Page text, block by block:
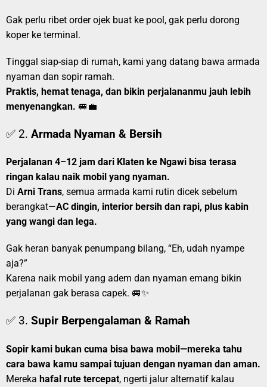
Gak perlu ribet order ojek buat ke pool, gak perlu dorong
koper ke terminal.
Tinggal siap-siap di rumah, kami yang datang bawa armada
nyaman dan sopir ramah.
Praktis, hemat tenaga, dan bikin perjalananmu jauh lebih
menyenangkan. 🚐💼
✅ 2. Armada Nyaman & Bersih
Perjalanan 4–12 jam dari Klaten ke Ngawi bisa terasa
ringan kalau naik mobil yang nyaman.
Di Arni Trans, semua armada kami rutin dicek sebelum
berangkat—AC dingin, interior bersih dan rapi, plus kabin
yang wangi dan lega.
Gak heran banyak penumpang bilang, “Eh, udah nyampe
aja?”
Karena naik mobil yang adem dan nyaman emang bikin
perjalanan gak berasa capek. 🚐✨
✅ 3. Supir Berpengalaman & Ramah
Sopir kami bukan cuma bisa bawa mobil—mereka tahu
cara bawa kamu sampai tujuan dengan nyaman dan aman.
Mereka hafal rute tercepat, ngerti jalur alternatif kalau